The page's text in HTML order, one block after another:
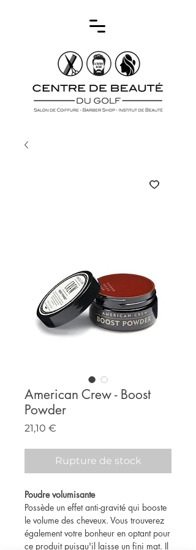
American Crew - Boost
Powder
21,10 €
Rupture de stock
Poudre volumisante
Possède un effet anti-gravité qui booste
le volume des cheveux. Vous trouverez
également votre bonheur en optant pour
ce produit puisqu'il laisse un fini mat. Il